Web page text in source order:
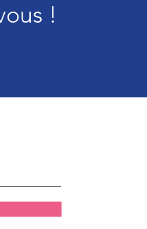
!